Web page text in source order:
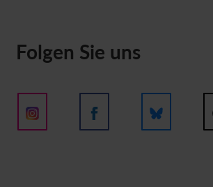
Folgen Sie uns